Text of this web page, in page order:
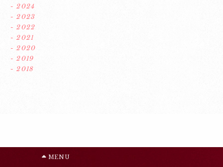
- 2024
- 2023
- 2022
- 2021
- 2020
- 2019
- 2018
MENU